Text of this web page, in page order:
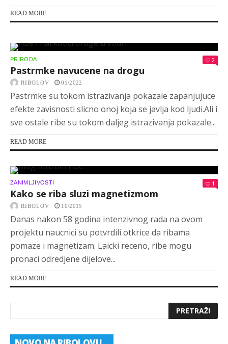
READ MORE
PRIRODA 2
Pastrmke navucene na drogu
RIBOLOV 01/2022
Pastrmke su tokom istrazivanja pokazale zapanjujuce
efekte zavisnosti slicno onoj koja se javlja kod ljudi.Ali i
sve ostale ribe su tokom daljeg istrazivanja pokazale...
READ MORE
ZANIMLJIVOSTI 1
Kako se riba sluzi magnetizmom
RIBOLOV 10/2015
Danas nakon 58 godina intenzivnog rada na ovom
projektu naucnici su potvrdili otkrice da ribama
pomaze i magnetizam. Laicki receno, ribe mogu
pronaci odredjene dijelove...
READ MORE